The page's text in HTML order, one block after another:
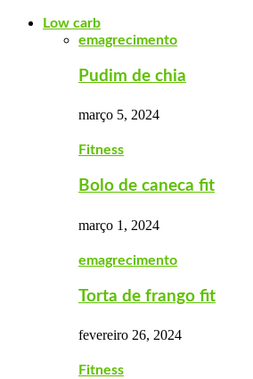
Low carb
emagrecimento
Pudim de chia
março 5, 2024
Fitness
Bolo de caneca fit
março 1, 2024
emagrecimento
Torta de frango fit
fevereiro 26, 2024
Fitness